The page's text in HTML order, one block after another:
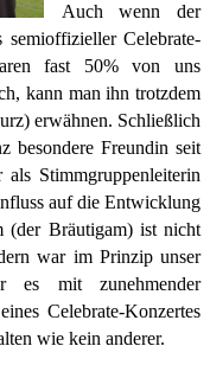
Auch wenn der
Celebrate-
fast 50% von uns
kann man ihn trotzdem
erwähnen. Schließlich
besondere Freundin seit
als Stimmgruppenleiterin
auf die Entwicklung
(der Bräutigam) ist nicht
war im Prinzip unser
es mit zunehmender
Celebrate-Konzertes
wie kein anderer.